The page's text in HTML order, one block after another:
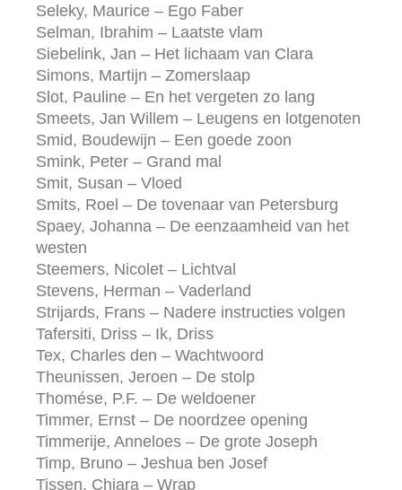
Seleky, Maurice – Ego Faber
Selman, Ibrahim – Laatste vlam
Siebelink, Jan – Het lichaam van Clara
Simons, Martijn – Zomerslaap
Slot, Pauline – En het vergeten zo lang
Smeets, Jan Willem – Leugens en lotgenoten
Smid, Boudewijn – Een goede zoon
Smink, Peter – Grand mal
Smit, Susan – Vloed
Smits, Roel – De tovenaar van Petersburg
Spaey, Johanna – De eenzaamheid van het
westen
Steemers, Nicolet – Lichtval
Stevens, Herman – Vaderland
Strijards, Frans – Nadere instructies volgen
Tafersiti, Driss – Ik, Driss
Tex, Charles den – Wachtwoord
Theunissen, Jeroen – De stolp
Thomése, P.F. – De weldoener
Timmer, Ernst – De noordzee opening
Timmerije, Anneloes – De grote Joseph
Timp, Bruno – Jeshua ben Josef
Tissen, Chiara – Wrap